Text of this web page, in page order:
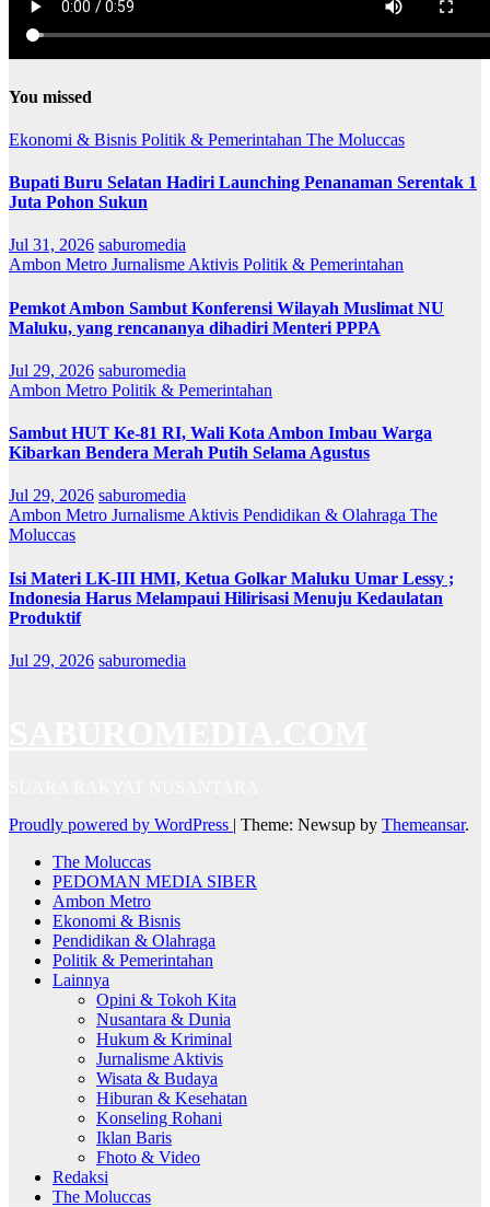
You missed
Ekonomi & Bisnis Politik & Pemerintahan The Moluccas
Bupati Buru Selatan Hadiri Launching Penanaman Serentak 1
Juta Pohon Sukun
Jul 31, 2026 saburomedia
Ambon Metro Jurnalisme Aktivis Politik & Pemerintahan
Pemkot Ambon Sambut Konferensi Wilayah Muslimat NU
Maluku, yang rencananya dihadiri Menteri PPPA
Jul 29, 2026 saburomedia
Ambon Metro Politik & Pemerintahan
Sambut HUT Ke-81 RI, Wali Kota Ambon Imbau Warga
Kibarkan Bendera Merah Putih Selama Agustus
Jul 29, 2026 saburomedia
Ambon Metro Jurnalisme Aktivis Pendidikan & Olahraga The
Moluccas
Isi Materi LK-III HMI, Ketua Golkar Maluku Umar Lessy ;
Indonesia Harus Melampaui Hilirisasi Menuju Kedaulatan
Produktif
Jul 29, 2026 saburomedia
Proudly powered by WordPress | Theme: Newsup by Themeansar.
The Moluccas
PEDOMAN MEDIA SIBER
Ambon Metro
Ekonomi & Bisnis
Pendidikan & Olahraga
Politik & Pemerintahan
Lainnya
Opini & Tokoh Kita
Nusantara & Dunia
Hukum & Kriminal
Jurnalisme Aktivis
Wisata & Budaya
Hiburan & Kesehatan
Konseling Rohani
Iklan Baris
Fhoto & Video
Redaksi
The Moluccas